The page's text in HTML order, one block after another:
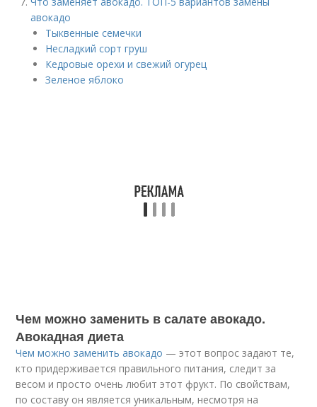
авокадо
Тыквенные семечки
Несладкий сорт груш
Кедровые орехи и свежий огурец
Зеленое яблоко
Чем можно заменить в салате авокадо.
Авокадная диета
Чем можно заменить авокадо — этот вопрос задают те,
кто придерживается правильного питания, следит за
весом и просто очень любит этот фрукт. По свойствам,
по составу он является уникальным, несмотря на